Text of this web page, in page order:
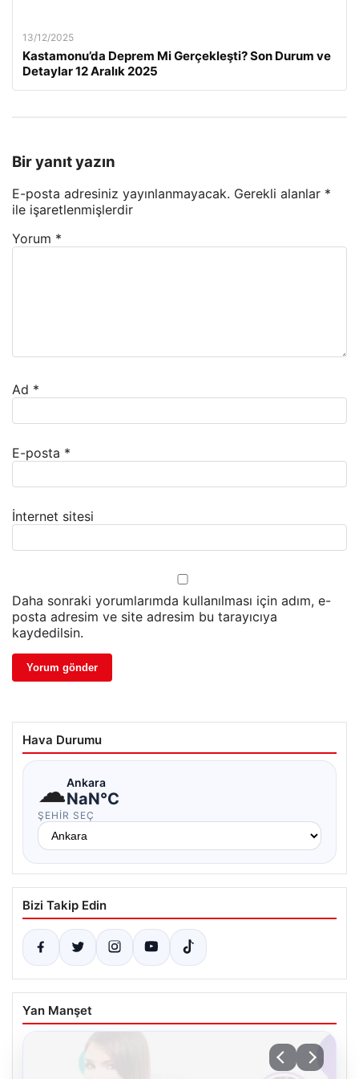
13/12/2025
Kastamonu’da Deprem Mi Gerçekleşti? Son Durum ve
Detaylar 12 Aralık 2025
Bir yanıt yazın
E-posta adresiniz yayınlanmayacak. Gerekli alanlar *
ile işaretlenmişlerdir
Yorum *
Ad *
E-posta *
İnternet sitesi
Daha sonraki yorumlarımda kullanılması için adım, e-
posta adresim ve site adresim bu tarayıcıya
kaydedilsin.
Hava Durumu
☁Ankara
NaN°C
ŞEHIR SEÇ
Bizi Takip Edin
Yan Manşet